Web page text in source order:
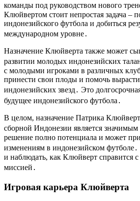
команды под руководством нового
Клюйвертом стоит непростая задача –
индонезийского футбола и добиться
международном уровне․
Назначение Клюйверта также может
развитии молодых индонезийских
с молодыми игроками в различных
принести свои плоды и помочь
индонезийских звезд․ Это
будущее индонезийского футбола․
В целом, назначение Патрика
сборной Индонезии является
решение полно потенциала и может
изменениям в индонезийском футболе․
и наблюдать, как Клюйверт справится с
миссией․
Игровая карьера Клюйверта